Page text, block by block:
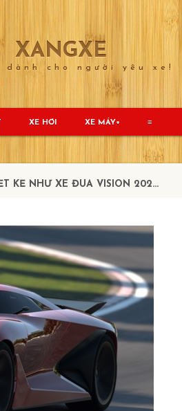
XANGXE
dành cho người yêu xe!
XE HƠI XE MÁY ≡
XE ĐUA VISION 2020 CONCEPT